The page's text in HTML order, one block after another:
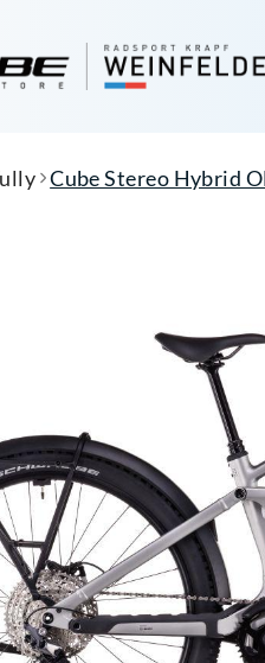
Cube Stereo Hybrid